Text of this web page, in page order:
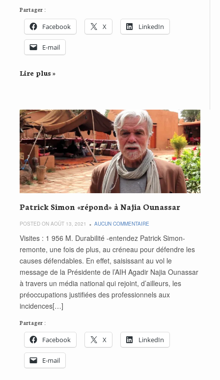
Partager :
Facebook X LinkedIn
E-mail
Lire plus »
Patrick Simon «répond» à Najia Ounassar
POSTED ON AOÛT 13, 2021 AUCUN COMMENTAIRE
Visites : 1 956 M. Durabilité -entendez Patrick Simon-
remonte, une fois de plus, au créneau pour défendre les
causes défendables. En effet, saisissant au vol le
message de la Présidente de l’AIH Agadir Najia Ounassar
à travers un média national qui rejoint, d’ailleurs, les
préoccupations justifiées des professionnels aux
incidences[…]
Partager :
Facebook X LinkedIn
E-mail